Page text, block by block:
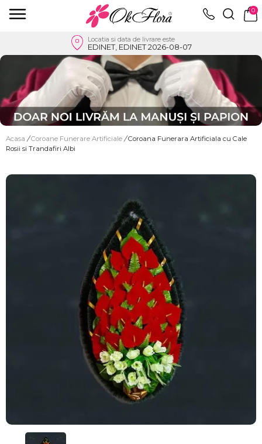
0
Locatia si data de livrare este
EDINET, EDINET 2026-08-07
Acasa / Coroane Funerare Artificiale / Coroana Funerara Artificiala cu Cale
Rosii si Trandafiri Albi